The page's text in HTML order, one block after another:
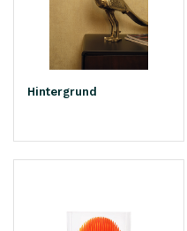
Hintergrund